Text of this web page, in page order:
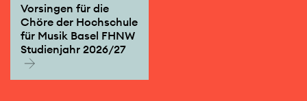
Vorsingen für die
Chöre der Hochschule
für Musik Basel FHNW
Studienjahr 2026/27